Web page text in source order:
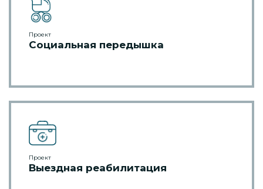
Проект
Социальная передышка
Проект
Выездная реабилитация